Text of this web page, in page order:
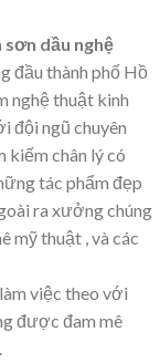
dầu nghệ
đầu thành phố Hồ
nghệ thuật kinh
đội ngũ chuyên
kiếm chân lý có
tác phẩm đẹp
ra xưởng chúng
mỹ thuật , và các
việc theo với
được đam mê